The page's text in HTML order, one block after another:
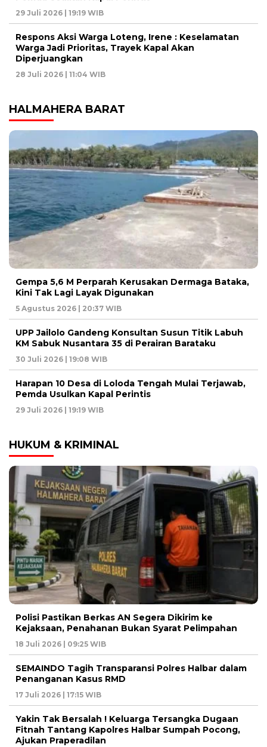
29 Juli 2026 | 19:19 WIB
Respons Aksi Warga Loteng, Irene : Keselamatan
Warga Jadi Prioritas, Trayek Kapal Akan
Diperjuangkan
28 Juli 2026 | 11:04 WIB
HALMAHERA BARAT
Gempa 5,6 M Perparah Kerusakan Dermaga Bataka,
Kini Tak Lagi Layak Digunakan
5 Agustus 2026 | 20:37 WIB
UPP Jailolo Gandeng Konsultan Susun Titik Labuh
KM Sabuk Nusantara 35 di Perairan Barataku
30 Juli 2026 | 19:08 WIB
Harapan 10 Desa di Loloda Tengah Mulai Terjawab,
Pemda Usulkan Kapal Perintis
29 Juli 2026 | 19:19 WIB
HUKUM & KRIMINAL
Polisi Pastikan Berkas AN Segera Dikirim ke
Kejaksaan, Penahanan Bukan Syarat Pelimpahan
18 Juli 2026 | 09:25 WIB
SEMAINDO Tagih Transparansi Polres Halbar dalam
Penanganan Kasus RMD
17 Juli 2026 | 17:15 WIB
Yakin Tak Bersalah ! Keluarga Tersangka Dugaan
Fitnah Tantang Kapolres Halbar Sumpah Pocong,
Ajukan Praperadilan